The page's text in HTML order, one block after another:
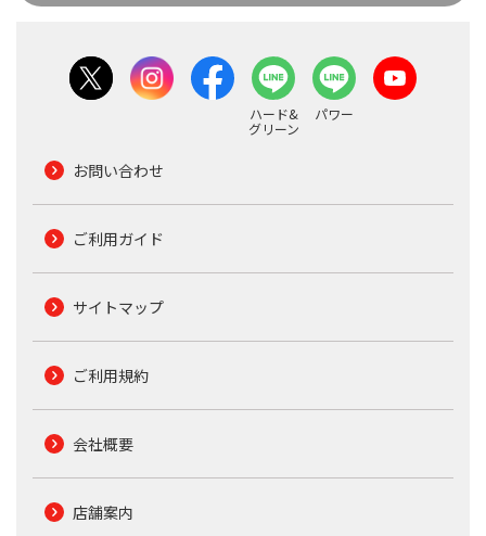
ハード&
グリーン
パワー
お問い合わせ
ご利用ガイド
サイトマップ
ご利用規約
会社概要
店舗案内